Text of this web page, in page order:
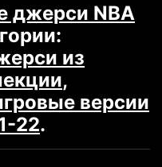
джерси NBA
из
,
версии
22.